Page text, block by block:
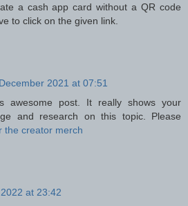
a cash app card without a QR code
to click on the given link.
2021 at 07:51
awesome post. It really shows your
and research on this topic. Please
the creator merch
at 23:42